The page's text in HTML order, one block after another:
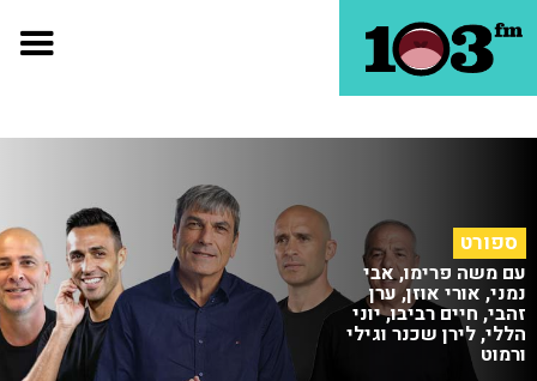
ספורט
עם משה פרימו, אבי
נמני, אורי אוזן, ערן
זהבי, חיים רביבו, יוני
הללי, לירן שכנר וגילי
ורמוט